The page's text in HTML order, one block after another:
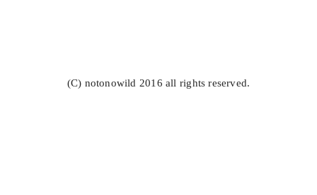
(C) notonowild 2016 all rights reserved.